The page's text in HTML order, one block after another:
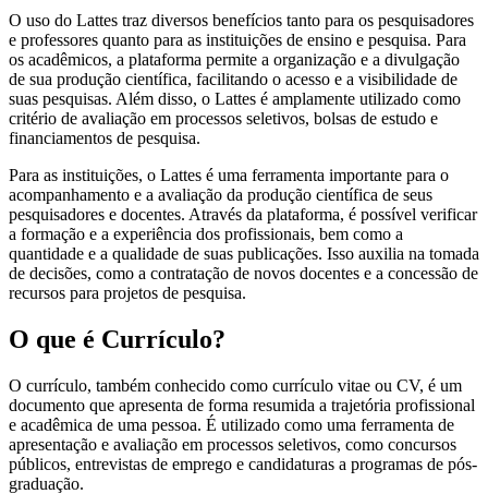
O uso do Lattes traz diversos benefícios tanto para os pesquisadores
e professores quanto para as instituições de ensino e pesquisa. Para
os acadêmicos, a plataforma permite a organização e a divulgação
de sua produção científica, facilitando o acesso e a visibilidade de
suas pesquisas. Além disso, o Lattes é amplamente utilizado como
critério de avaliação em processos seletivos, bolsas de estudo e
financiamentos de pesquisa.
Para as instituições, o Lattes é uma ferramenta importante para o
acompanhamento e a avaliação da produção científica de seus
pesquisadores e docentes. Através da plataforma, é possível verificar
a formação e a experiência dos profissionais, bem como a
quantidade e a qualidade de suas publicações. Isso auxilia na tomada
de decisões, como a contratação de novos docentes e a concessão de
recursos para projetos de pesquisa.
O que é Currículo?
O currículo, também conhecido como currículo vitae ou CV, é um
documento que apresenta de forma resumida a trajetória profissional
e acadêmica de uma pessoa. É utilizado como uma ferramenta de
apresentação e avaliação em processos seletivos, como concursos
públicos, entrevistas de emprego e candidaturas a programas de pós-
graduação.